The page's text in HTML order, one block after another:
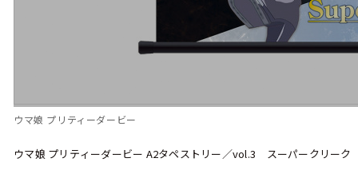
ウマ娘 プリティーダービー
ウマ娘 プリティーダービー A2タペストリー／vol.3 スーパークリーク